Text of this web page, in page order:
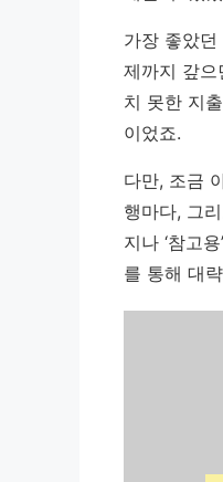
가장 좋았
제까지 갚
치 못한 지
이었죠.
다만, 조금
행마다, 그
지나 ‘참고
를 통해 대